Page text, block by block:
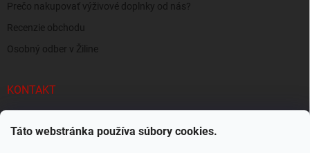
Táto webstránka používa súbory cookies.
Prečo nakupovať výživové doplnky od nás?
Recenzie obchodu
Osobný odber v Žiline
KONTAKT